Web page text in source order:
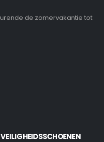
de zomervakantie tot
VEILIGHEIDSSCHOENEN